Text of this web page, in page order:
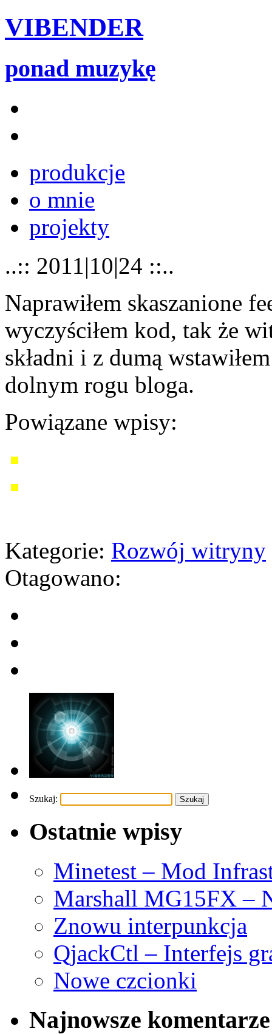
VIBENDER
ponad muzykę
produkcje
o mnie
projekty
..:: 2011|10|24 ::..
Naprawiłem skaszanione
wyczyściłem kod, tak że
składni i z dumą
dolnym rogu bloga.
Powiązane wpisy:
Kategorie: Rozwój witryny
Otagowano:
Szukaj:
Ostatnie wpisy
Minetest – Mod
Marshall MG15FX –
Znowu interpunkcja
QjackCtl – Interfejs
Nowe czcionki
Najnowsze komentarze